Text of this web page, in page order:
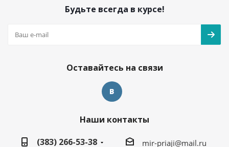
Будьте всегда в курсе!
Оставайтесь на связи
Наши контакты
(383) 266-53-38
mir-priaji@mail.ru